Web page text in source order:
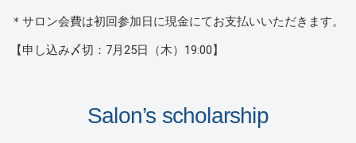
＊サロン会費は初回参加日に現金にてお支払いいただきます。
【申し込み〆切：7月25日（木）19:00】
Salon’s scholarship